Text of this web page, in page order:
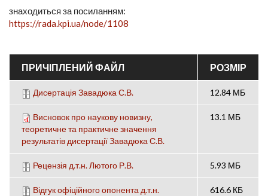
знаходиться за посиланням:
https://rada.kpi.ua/node/1108
ПРИЧІПЛЕНИЙ ФАЙЛ РОЗМІР
Дисертація Завадюка С.В. 12.84 МБ
Висновок про наукову новизну,
теоретичне та практичне значення
результатів дисертації Завадюка С.В.
13.1 МБ
Рецензія д.т.н. Лютого Р.В. 5.93 МБ
Відгук офіційного опонента д.т.н.
616.6 КБ